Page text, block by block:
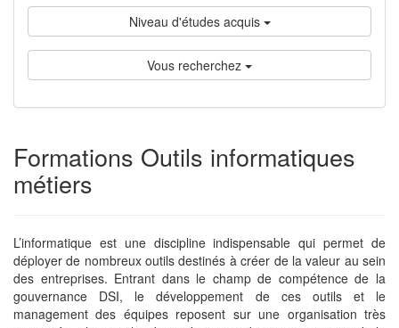
Niveau d'études acquis
Vous recherchez
Formations Outils informatiques
métiers
L’informatique est une discipline indispensable qui permet de
déployer de nombreux outils destinés à créer de la valeur au sein
des entreprises. Entrant dans le champ de compétence de la
gouvernance DSI, le développement de ces outils et le
management des équipes reposent sur une organisation très